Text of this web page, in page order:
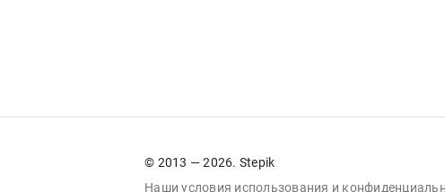
© 2013 — 2026. Stepik
Наши условия использования и